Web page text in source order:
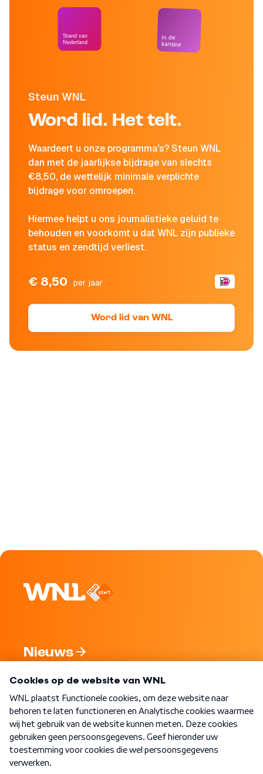
Steun WNL
Word lid. Het telt.
Waardeert u onze programma's? Steun WNL
dan met de jaarlijkse bijdrage van slechts
€8,50, de wettelijk minimale verplichte
bijdrage voor omroepen.
Hiermee helpt u ons journalistieke geluid te
behouden en voorkomt u dat WNL zijn publieke
status en zendtijd verliest.
€ 8,50 per jaar
Word lid van WNL
Stand van
Nederland
In de
kantine
Nieuws
Nieuwsbrief
Word Lid